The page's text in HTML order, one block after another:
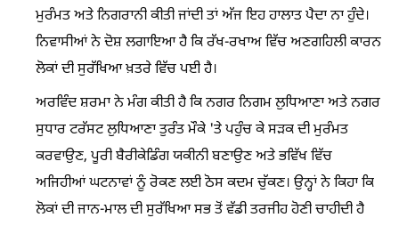
ਮੁਰੰਮਤ ਅਤੇ ਨਿਗਰਾਨੀ ਕੀਤੀ ਜਾਂਦੀ ਤਾਂ ਅੱਜ ਇਹ ਹਾਲਾਤ ਪੈਦਾ ਨਾ ਹੁੰਦੇ।
ਨਿਵਾਸੀਆਂ ਨੇ ਦੋਸ਼ ਲਗਾਇਆ ਹੈ ਕਿ ਰੱਖ-ਰਖਾਅ ਵਿੱਚ ਅਣਗਹਿਲੀ ਕਾਰਨ
ਲੋਕਾਂ ਦੀ ਸੁਰੱਖਿਆ ਖ਼ਤਰੇ ਵਿੱਚ ਪਈ ਹੈ।
ਅਰਵਿੰਦ ਸ਼ਰਮਾ ਨੇ ਮੰਗ ਕੀਤੀ ਹੈ ਕਿ ਨਗਰ ਨਿਗਮ ਲੁਧਿਆਣਾ ਅਤੇ ਨਗਰ
ਸੁਧਾਰ ਟਰੱਸਟ ਲੁਧਿਆਣਾ ਤੁਰੰਤ ਮੌਕੇ 'ਤੇ ਪਹੁੰਚ ਕੇ ਸੜਕ ਦੀ ਮੁਰੰਮਤ
ਕਰਵਾਉਣ, ਪੂਰੀ ਬੈਰੀਕੇਡਿੰਗ ਯਕੀਨੀ ਬਣਾਉਣ ਅਤੇ ਭਵਿੱਖ ਵਿੱਚ
ਅਜਿਹੀਆਂ ਘਟਨਾਵਾਂ ਨੂੰ ਰੋਕਣ ਲਈ ਠੋਸ ਕਦਮ ਚੁੱਕਣ। ਉਨ੍ਹਾਂ ਨੇ ਕਿਹਾ ਕਿ
ਲੋਕਾਂ ਦੀ ਜਾਨ-ਮਾਲ ਦੀ ਸੁਰੱਖਿਆ ਸਭ ਤੋਂ ਵੱਡੀ ਤਰਜੀਹ ਹੋਣੀ ਚਾਹੀਦੀ ਹੈ